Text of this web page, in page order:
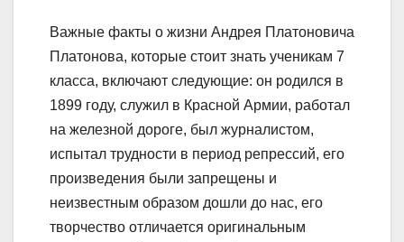
Важные факты о жизни Андрея Платоновича
Платонова, которые стоит знать ученикам 7
класса, включают следующие: он родился в
1899 году, служил в Красной Армии, работал
на железной дороге, был журналистом,
испытал трудности в период репрессий, его
произведения были запрещены и
неизвестным образом дошли до нас, его
творчество отличается оригинальным